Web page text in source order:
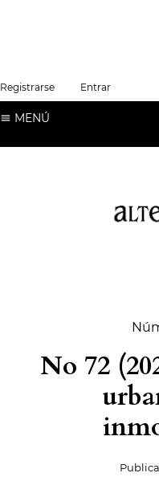
Registrarse Entrar
MENÚ
No 72